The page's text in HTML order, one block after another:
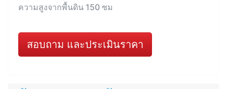
ความสูงจากพื้นดิน 150 ซม
สอบถาม และประเมินราคา